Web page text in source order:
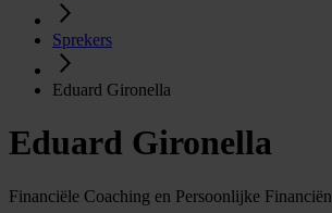
Sprekers
Eduard Gironella
Eduard Gironella
Financiële Coaching en Persoonlijke Financiën